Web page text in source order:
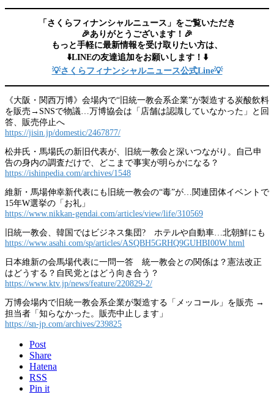
「さくらフィナンシャルニュース」をご覧いただき
🎉ありがとうございます！🎉
もっと手軽に最新情報を受け取りたい方は、
⬇️LINEの友達追加をお願いします！⬇️
💡さくらフィナンシャルニュース公式Line💡
《大阪・関西万博》会場内で“旧統一教会系企業”が製造する炭酸飲料
を販売→SNSで物議…万博協会は「店舗は認識していなかった」と回
答、販売停止へ
https://jisin.jp/domestic/2467877/
松井氏・馬場氏の新旧代表が、旧統一教会と深いつながり。自己申
告の身内の調査だけで、どこまで事実が明らかになる？
https://ishinpedia.com/archives/1548
維新・馬場伸幸新代表にも旧統一教会の“毒”が…関連団体イベントで
15年W選挙の「お礼」
https://www.nikkan-gendai.com/articles/view/life/310569
旧統一教会、韓国ではビジネス集団? ホテルや自動車…北朝鮮にも
https://www.asahi.com/sp/articles/ASQBH5GRHQ9GUHBI00W.html
日本維新の会馬場代表に一問一答 統一教会との関係は？憲法改正
はどうする？自民党とはどう向き合う？
https://www.ktv.jp/news/feature/220829-2/
万博会場内で旧統一教会系企業が製造する「メッコール」を販売 →
担当者「知らなかった。販売中止します」
https://sn-jp.com/archives/239825
Post
Share
Hatena
RSS
Pin it